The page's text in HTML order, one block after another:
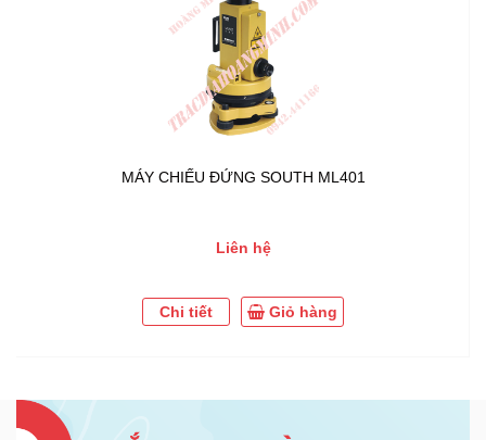
MÁY CHIẾU ĐỨNG SOUTH ML401
Liên hệ
Chi tiết Giỏ hàng